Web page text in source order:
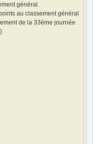
général.
au classement général
de la 33ème journée